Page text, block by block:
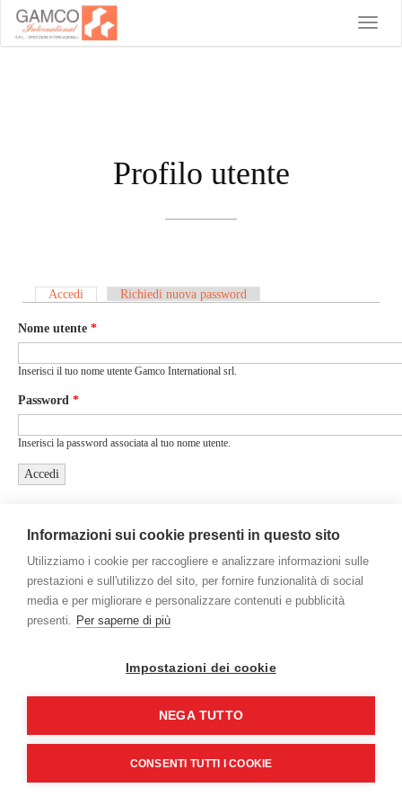
Toggle
Profilo utente
Schede primarie
Accedi (scheda attiva)
Richiedi nuova password
Nome utente *
Inserisci il tuo nome utente Gamco International srl.
Password *
Inserisci la password associata al tuo nome utente.
Gamco International Srl - Via Mestre, 5 - 20063 Cernusco sul Naviglio
Informazioni sui cookie presenti in questo sito
Utilizziamo i cookie per raccogliere e analizzare informazioni sulle
prestazioni e sull'utilizzo del sito, per fornire funzionalità di social
media e per migliorare e personalizzare contenuti e pubblicità
presenti. Per saperne di più
Impostazioni dei cookie
NEGA TUTTO
CONSENTI TUTTI I COOKIE